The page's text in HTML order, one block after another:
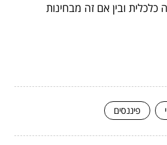
כלכלית ובין אם זה מבחינות
פיננסים